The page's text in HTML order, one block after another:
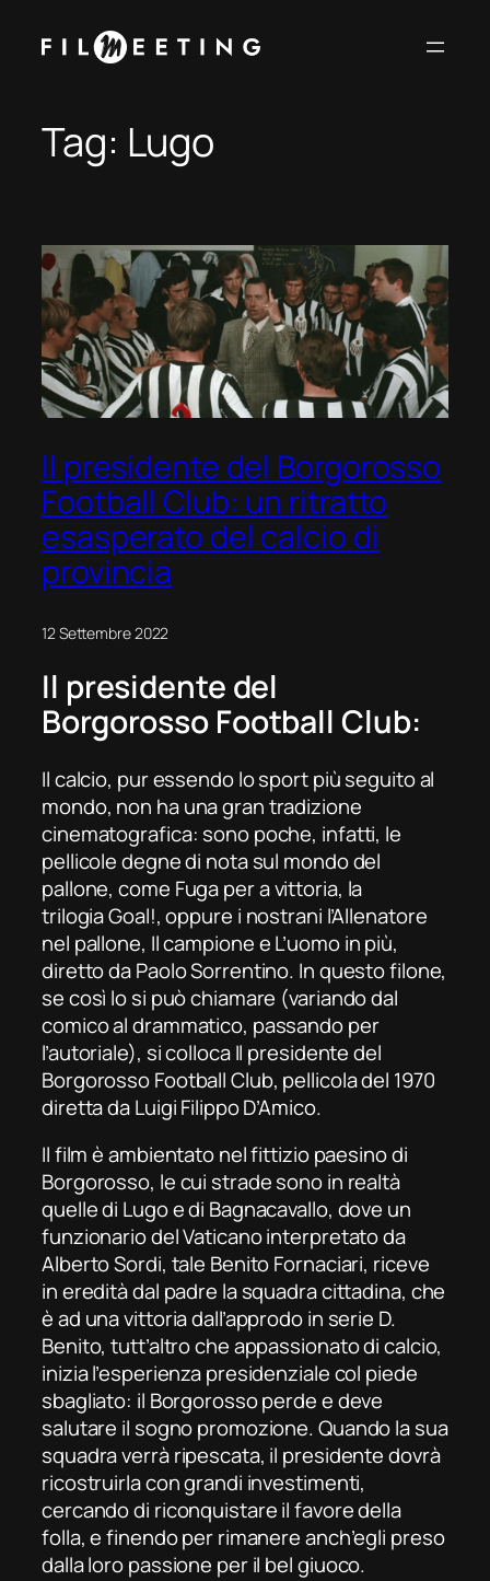
Tag: Lugo
Il presidente del Borgorosso
Football Club: un ritratto
esasperato del calcio di
provincia
12 Settembre 2022
Il presidente del
Borgorosso Football Club:
Il calcio, pur essendo lo sport più seguito al
mondo, non ha una gran tradizione
cinematografica: sono poche, infatti, le
pellicole degne di nota sul mondo del
pallone, come Fuga per a vittoria, la
trilogiaGoal!, oppure i nostrani l’Allenatore
nel pallone, Il campioneeL’uomo in più,
diretto da Paolo Sorrentino. In questo filone,
se così lo si può chiamare (variando dal
comico al drammatico, passando per
l’autoriale), si collocaIl presidente del
Borgorosso Football Club, pellicola del 1970
diretta da Luigi Filippo D’Amico.
Il film è ambientato nel fittizio paesino di
Borgorosso, le cui strade sono in realtà
quelle di Lugo e di Bagnacavallo, dove un
funzionario del Vaticano interpretato da
Alberto Sordi, tale Benito Fornaciari, riceve
in eredità dal padre la squadra cittadina, che
è ad una vittoria dall’approdo in serie D.
Benito, tutt’altro che appassionato di calcio,
inizia l’esperienza presidenziale col piede
sbagliato: il Borgorosso perde e deve
salutare il sogno promozione. Quando la sua
squadra verrà ripescata, il presidente dovrà
ricostruirla con grandi investimenti,
cercando di riconquistare il favore della
folla, e finendo per rimanere anch’egli preso
dalla loro passione per il bel giuoco.